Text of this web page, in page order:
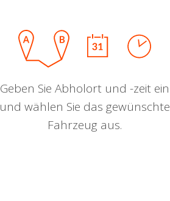
Geben Sie Abholort und -zeit ein
und wählen Sie das gewünschte
Fahrzeug aus.